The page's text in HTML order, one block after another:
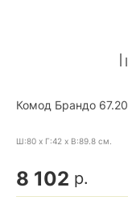
Комод Брандо 67.20
Ш:80 x Г:42 x В:89.8 см.
8 102 р.